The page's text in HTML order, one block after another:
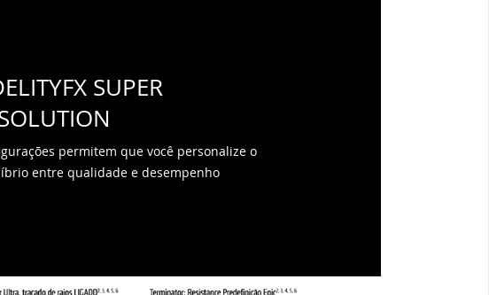
SUPER
permitem que você personalize o
entre qualidade e desempenho